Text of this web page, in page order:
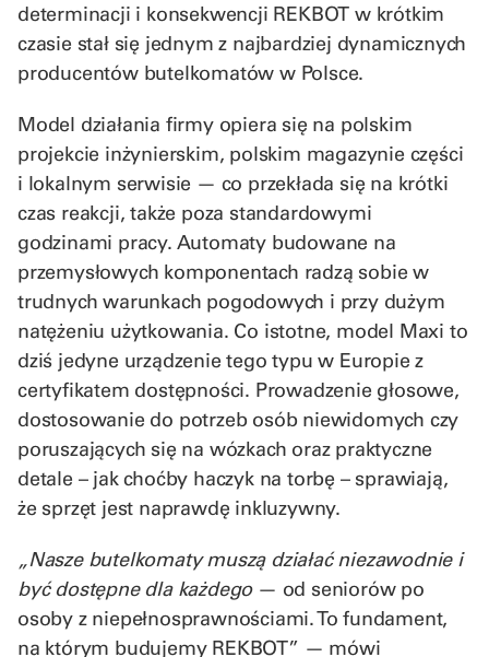
determinacji i konsekwencji REKBOT w krótkim
czasie stał się jednym z najbardziej dynamicznych
producentów butelkomatów w Polsce.
Model działania firmy opiera się na polskim
projekcie inżynierskim, polskim magazynie części
i lokalnym serwisie — co przekłada się na krótki
czas reakcji, także poza standardowymi
godzinami pracy. Automaty budowane na
przemysłowych komponentach radzą sobie w
trudnych warunkach pogodowych i przy dużym
natężeniu użytkowania. Co istotne, model Maxi to
dziś jedyne urządzenie tego typu w Europie z
certyfikatem dostępności. Prowadzenie głosowe,
dostosowanie do potrzeb osób niewidomych czy
poruszających się na wózkach oraz praktyczne
detale – jak choćby haczyk na torbę – sprawiają,
że sprzęt jest naprawdę inkluzywny.
„Nasze butelkomaty muszą działać niezawodnie i
być dostępne dla każdego— od seniorów po
osoby z niepełnosprawnościami. To fundament,
na którym budujemy REKBOT” — mówi